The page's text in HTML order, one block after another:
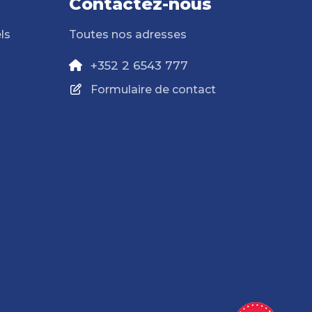
Toutes nos adresses
+352 2 6543 777
Formulaire de contact